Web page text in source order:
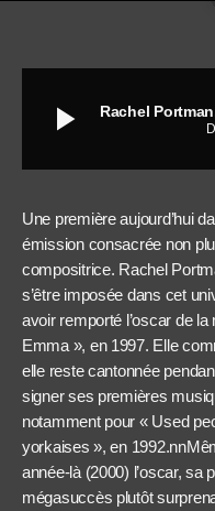
play_arrow Rachel
Une première aujourd’hui
émission consacrée non
compositrice. Rachel
s’être imposée dans cet
avoir remporté l’oscar de
Emma », en 1997. Elle
elle reste cantonnée
signer ses premières
notamment pour « Used
yorkaises », en
année-là (2000) l’oscar, sa
mégasuccès plutôt